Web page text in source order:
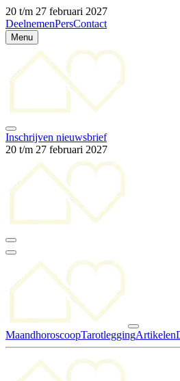
20 t/m 27 februari 2027
DeelnemenPersContact
Menu
Inschrijven nieuwsbrief
20 t/m 27 februari 2027
MaandhoroscoopTarotleggingArtikelen